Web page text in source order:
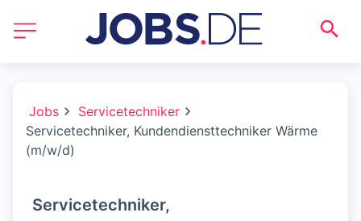
Jobs
Servicetechniker
Servicetechniker, Kundendiensttechniker Wärme
(m/w/d)
Servicetechniker,